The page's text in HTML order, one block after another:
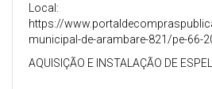
Local:
https://
municipal-de-arambare-821/pe-66-
AQUISIÇÃO E INSTALAÇÃO DE